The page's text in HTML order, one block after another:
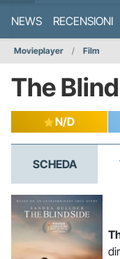
NEWS RECENSIONI
Movieplayer Film
The
N/D
SCHEDA